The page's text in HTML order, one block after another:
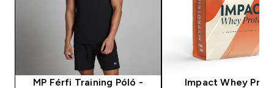
MP Férfi Training Póló -
Impact Whey